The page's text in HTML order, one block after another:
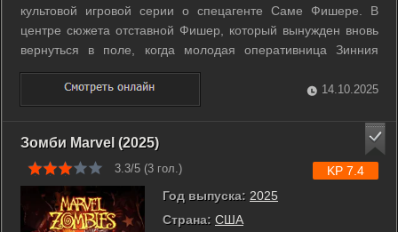
культовой игровой серии о спецагенте Саме Фишере. В
центре сюжета отставной Фишер, который вынужден вновь
вернуться в поле, когда молодая оперативница Зинния
оказывается в тяжёлом положении и нуждается в помощи.
Он вновь погружается в мир тайн, шпионажа и заданий, где
каждое действие может стоить ...
14.10.2025
Зомби Marvel (2025)
3.3/5 (3 гол.)
Год выпуска: 2025
Страна: США
KP 7.4